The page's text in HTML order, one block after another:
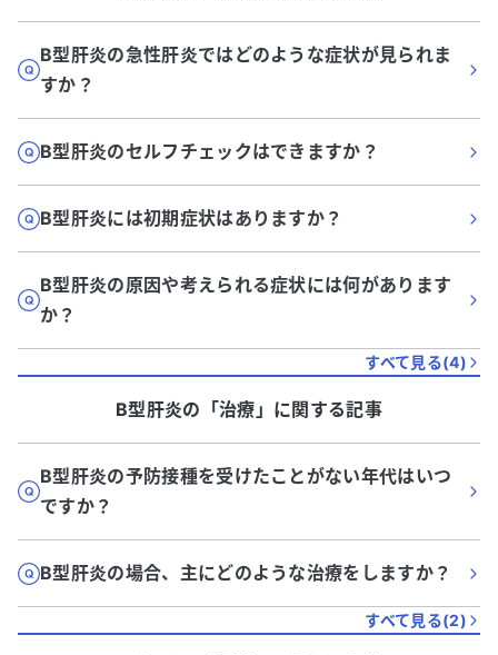
B型肝炎の急性肝炎ではどのような症状が見られま
すか？
B型肝炎のセルフチェックはできますか？
B型肝炎には初期症状はありますか？
B型肝炎の原因や考えられる症状には何があります
か？
すべて見る(4)
B型肝炎の「治療 」に関する記事
B型肝炎の予防接種を受けたことがない年代はいつ
ですか？
B型肝炎の場合、主にどのような治療をしますか？
すべて見る(2)